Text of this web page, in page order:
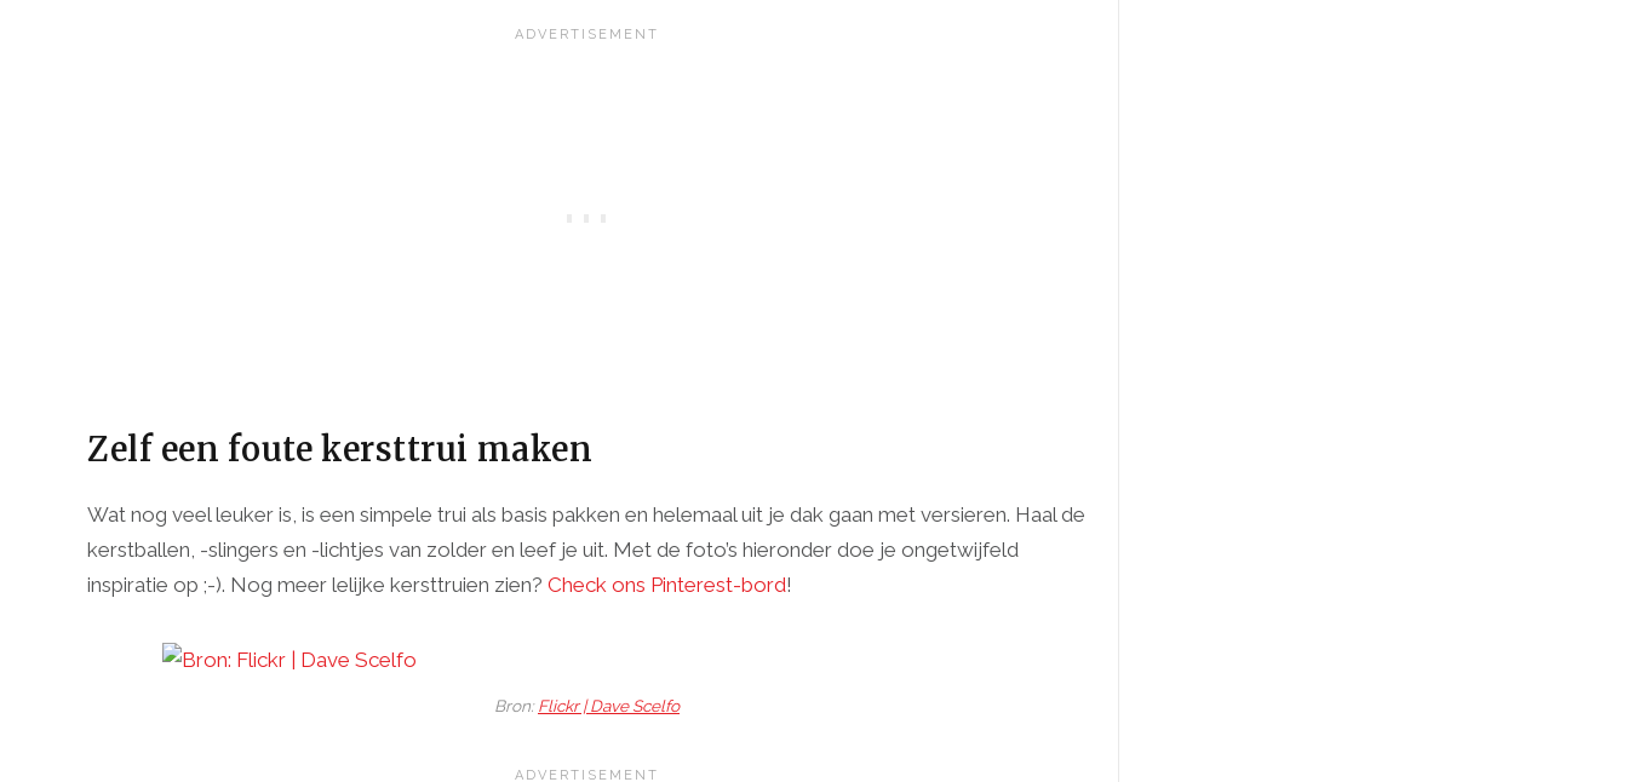
Zelf een foute kersttrui maken
Wat nog veel leuker is, is een simpele trui als basis pakken en helemaal uit je dak gaan met versieren. Haal de
kerstballen, -slingers en -lichtjes van zolder en leef je uit. Met de foto’s hieronder doe je ongetwijfeld
inspiratie op ;-). Nog meer lelijke kersttruien zien? Check ons Pinterest-bord!
Bron:Flickr | Dave Scelfo